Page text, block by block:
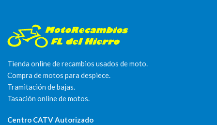
Tienda online de recambios usados de moto.
Compra de motos para despiece.
Tramitación de bajas.
Tasación online de motos.
Centro CATV Autorizado